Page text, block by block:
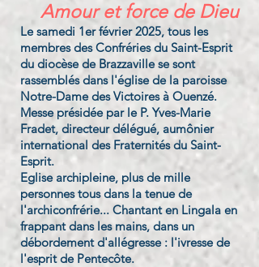
Amour et force de Dieu
Le samedi 1er février 2025, tous les
membres des Confréries du Saint-Esprit
du diocèse de Brazzaville se sont
rassemblés dans l'église de la paroisse
Notre-Dame des Victoires à Ouenzé.
Messe présidée par le P. Yves-Marie
Fradet, directeur délégué, aumônier
international des Fraternités du Saint-
Esprit.
Eglise archipleine, plus de mille
personnes tous dans la tenue de
l'archiconfrérie... Chantant en Lingala en
frappant dans les mains, dans un
débordement d'allégresse : l'ivresse de
l'esprit de Pentecôte.